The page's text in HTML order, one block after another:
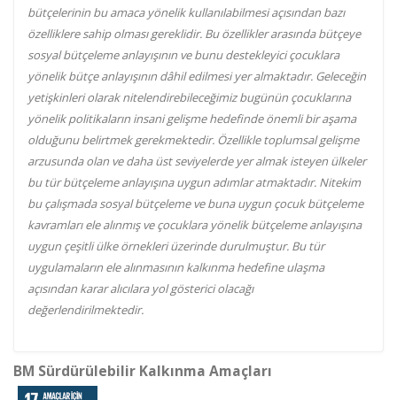
bütçelerinin bu amaca yönelik kullanılabilmesi açısından bazı
özelliklere sahip olması gereklidir. Bu özellikler arasında bütçeye
sosyal bütçeleme anlayışının ve bunu destekleyici çocuklara
yönelik bütçe anlayışının dâhil edilmesi yer almaktadır. Geleceğin
yetişkinleri olarak nitelendirebileceğimiz bugünün çocuklarına
yönelik politikaların insani gelişme hedefinde önemli bir aşama
olduğunu belirtmek gerekmektedir. Özellikle toplumsal gelişme
arzusunda olan ve daha üst seviyelerde yer almak isteyen ülkeler
bu tür bütçeleme anlayışına uygun adımlar atmaktadır. Nitekim
bu çalışmada sosyal bütçeleme ve buna uygun çocuk bütçeleme
kavramları ele alınmış ve çocuklara yönelik bütçeleme anlayışına
uygun çeşitli ülke örnekleri üzerinde durulmuştur. Bu tür
uygulamaların ele alınmasının kalkınma hedefine ulaşma
açısından karar alıcılara yol gösterici olacağı
değerlendirilmektedir.
BM Sürdürülebilir Kalkınma Amaçları